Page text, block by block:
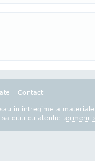
| Contact
in intregime a
cititi cu atentie termenii